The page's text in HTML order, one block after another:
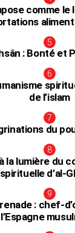
comme
: Bonté et
de l’islam
du
la lumière du
spirituelle d’al-
: chef-
l’Espagne